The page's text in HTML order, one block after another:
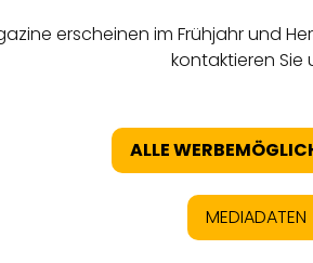
erscheinen im Frühjahr und
kontaktieren Sie
ALLE
MEDIADATEN